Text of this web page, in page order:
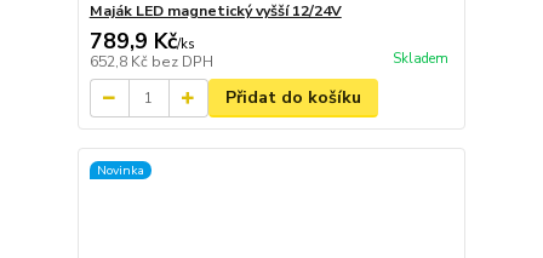
Maják LED magnetický vyšší 12/24V
789,9 Kč/ks
652,8 Kč bez DPH Skladem
Přidat do košíku
Novinka